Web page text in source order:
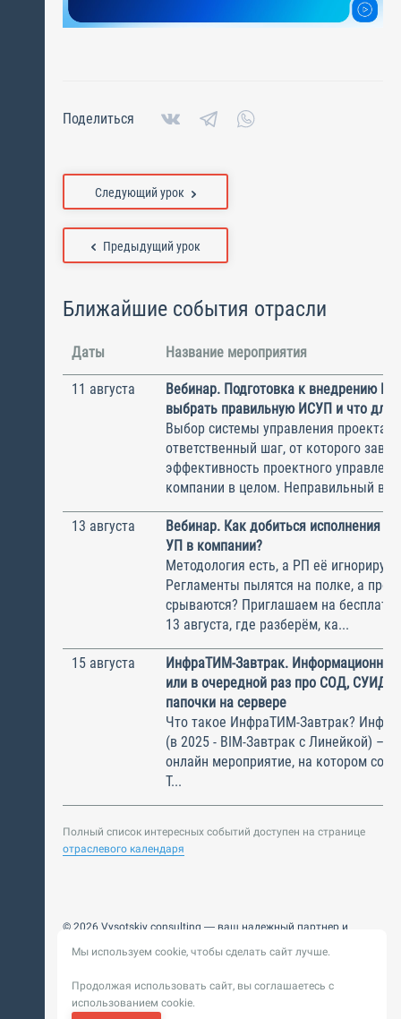
Поделиться
Предыдущий урок
Следующий урок
Ближайшие события отрасли
Даты Название мероприятия
11 августа
Вебинар. Подготовка к внедрению
выбрать правильную ИСУП и что для
Выбор системы управления
ответственный шаг, от которого
эффективность проектного
компании в целом. Неправильный
13 августа
Вебинар. Как добиться исполнения
УП в компании?
Методология есть, а РП её
Регламенты пылятся на полке, а
срываются? Приглашаем на
13 августа, где разберём, ка...
15 августа
ИнфраТИМ-Завтрак.
или в очередной раз про СОД, СУИД и
папочки на сервере
Что такое ИнфраТИМ-Завтрак?
(в 2025 - BIM-Завтрак с Линейкой) –
онлайн мероприятие, на котором
Т...
Полный список интересных событий доступен на странице
отраслевого календаря
© 2026 Vysotskiy consulting — ваш надежный партнер и
Цифровизация, BIM, ИИ. Внедряем и оптимизируем
Пользовательское
соглашение
Политика обработки персональных
данных
Мы используем cookie, чтобы сделать сайт лучше.
Продолжая использовать сайт, вы соглашаетесь с
использованием cookie.